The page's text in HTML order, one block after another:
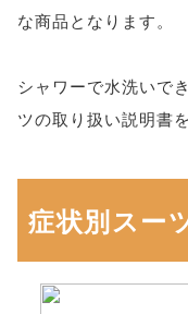
な商品となります。
シャワーで水洗いで
ツの取り扱い説明書
症状別スー